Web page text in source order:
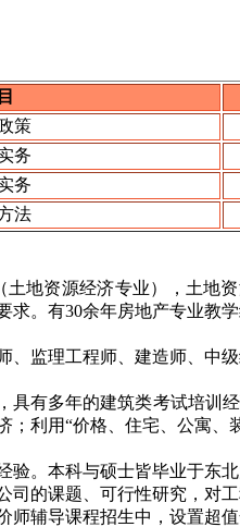
策
务
务
法
土地资源经济专业），土地
。有30余年房地产专业教学
、监理工程师、建造师、中
具有多年的建筑类考试培训
；利用“价格、住宅、公寓
验。本科与硕士皆毕业于东
司的课题、可行性研究，对
师辅导课程招生中，设置超